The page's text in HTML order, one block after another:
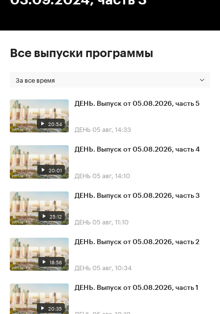
Все выпуски программы
За все время
20:54
ДЕНЬ. Выпуск от 05.08.2026, часть 5
ДЕНЬ 05 авг, 14:33
20:01
ДЕНЬ. Выпуск от 05.08.2026, часть 4
ДЕНЬ 05 авг, 14:10
25:12
ДЕНЬ. Выпуск от 05.08.2026, часть 3
ДЕНЬ 05 авг, 11:10
18:56
ДЕНЬ. Выпуск от 05.08.2026, часть 2
ДЕНЬ 05 авг, 10:34
20:35
ДЕНЬ. Выпуск от 05.08.2026, часть 1